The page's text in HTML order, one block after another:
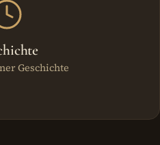
Geschichte